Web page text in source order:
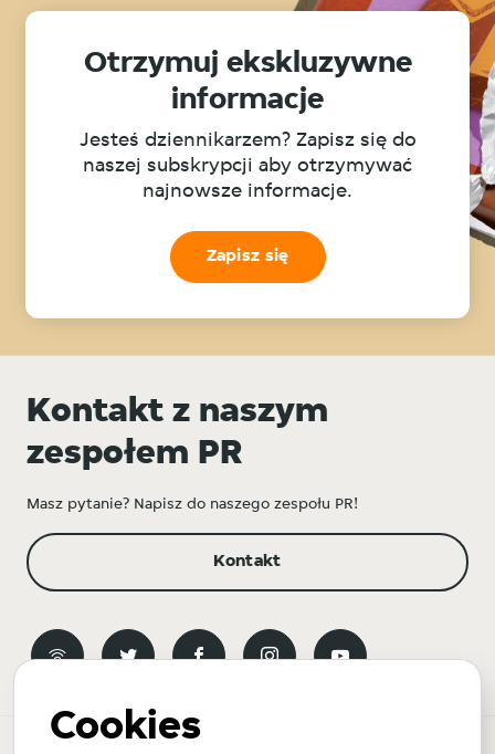
Otrzymuj ekskluzywne
informacje
Jesteś dziennikarzem? Zapisz się do
naszej subskrypcji aby otrzymywać
najnowsze informacje.
Zapisz się
Kontakt z naszym
zespołem PR
Masz pytanie? Napisz do naszego zespołu PR!
Kontakt
Cookies